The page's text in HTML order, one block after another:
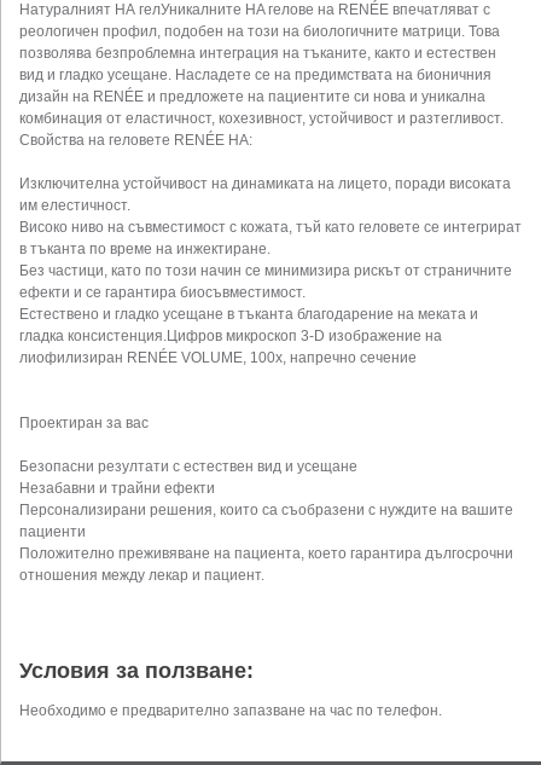
Натуралният НА гелУникалните HA гелове на RENÉE впечатляват с
реологичен профил, подобен на този на биологичните матрици. Това
позволява безпроблемна интеграция на тъканите, както и естествен
вид и гладко усещане. Насладете се на предимствата на бионичния
дизайн на RENÉE и предложете на пациентите си нова и уникална
комбинация от еластичност, кохезивност, устойчивост и разтегливост.
Свойства на геловете RENÉE HA:
Изключителна устойчивост на динамиката на лицето, поради високата
им елестичност.
Високо ниво на съвместимост с кожата, тъй като геловете се интегрират
в тъканта по време на инжектиране.
Без частици, като по този начин се минимизира рискът от страничните
ефекти и се гарантира биосъвместимост.
Естествено и гладко усещане в тъканта благодарение на меката и
гладка консистенция.Цифров микроскоп 3-D изображение на
лиофилизиран RENÉE VOLUME, 100x, напречно сечение
Проектиран за вас
Безопасни резултати с естествен вид и усещане
Незабавни и трайни ефекти
Персонализирани решения, които са съобразени с нуждите на вашите
пациенти
Положително преживяване на пациента, което гарантира дългосрочни
отношения между лекар и пациент.
Условия за ползване:
Необходимо е предварително запазване на час по телефон.